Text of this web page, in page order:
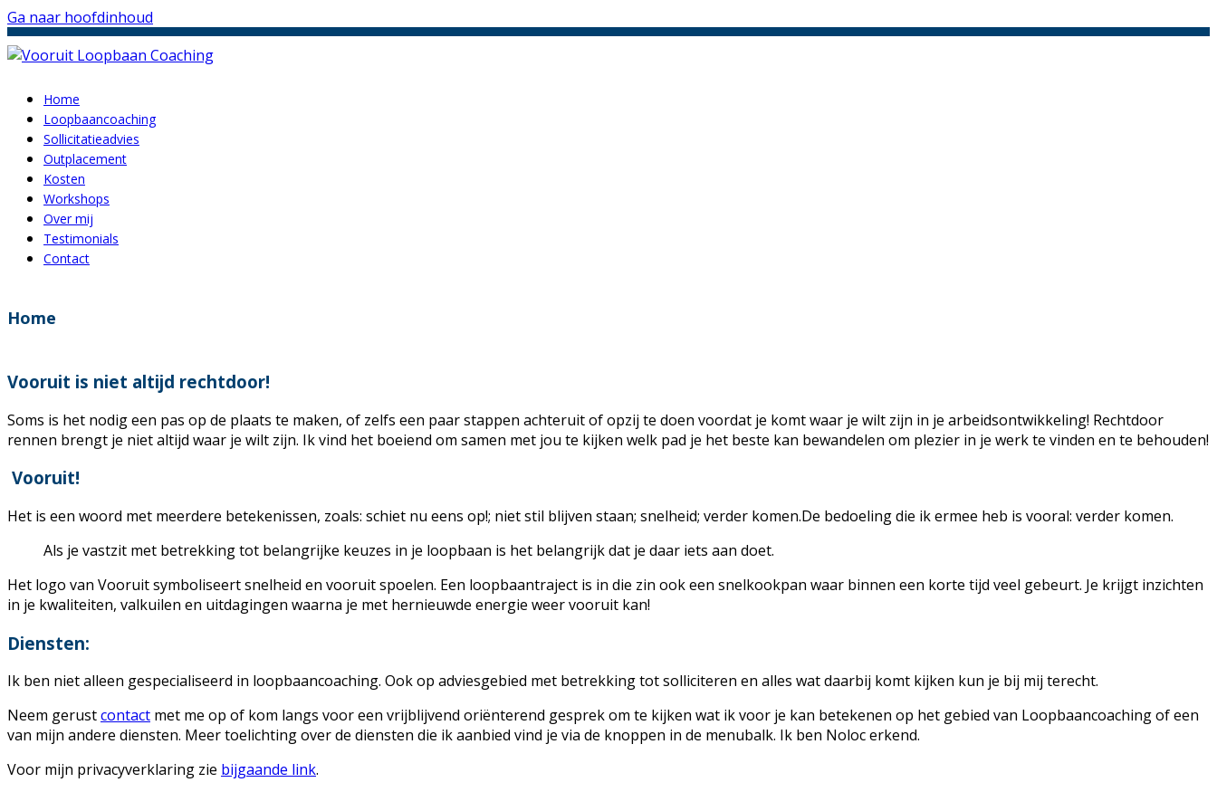
Ga naar hoofdinhoud
Home
Loopbaancoaching
Sollicitatieadvies
Outplacement
Kosten
Workshops
Over mij
Testimonials
Contact
Home
Vooruit is niet altijd rechtdoor!
Soms is het nodig een pas op de plaats te maken, of zelfs een paar stappen achteruit of opzij te doen voordat je komt waar je wilt zijn in je arbeidsontwikkeling! Rechtdoor
rennen brengt je niet altijd waar je wilt zijn. Ik vind het boeiend om samen met jou te kijken welk pad je het beste kan bewandelen om plezier in je werk te vinden en te behouden!
Vooruit!
Het is een woord met meerdere betekenissen, zoals: schiet nu eens op!; niet stil blijven staan; snelheid; verder komen.De bedoeling die ik ermee heb is vooral: verder komen.
Als je vastzit met betrekking tot belangrijke keuzes in je loopbaan is het belangrijk dat je daar iets aan doet.
Het logo van Vooruit symboliseert snelheid en vooruit spoelen. Een loopbaantraject is in die zin ook een snelkookpan waar binnen een korte tijd veel gebeurt. Je krijgt inzichten
in je kwaliteiten, valkuilen en uitdagingen waarna je met hernieuwde energie weer vooruit kan!
Diensten:
Ik ben niet alleen gespecialiseerd in loopbaancoaching. Ook op adviesgebied met betrekking tot solliciteren en alles wat daarbij komt kijken kun je bij mij terecht.
Neem gerustcontact met me op of kom langs voor een vrijblijvend oriënterend gesprek om te kijken wat ik voor je kan betekenen op het gebied van Loopbaancoaching of een
van mijn andere diensten. Meer toelichting over de diensten die ik aanbied vind je via de knoppen in de menubalk. Ik ben Noloc erkend.
Voor mijn privacyverklaring zie bijgaande link.